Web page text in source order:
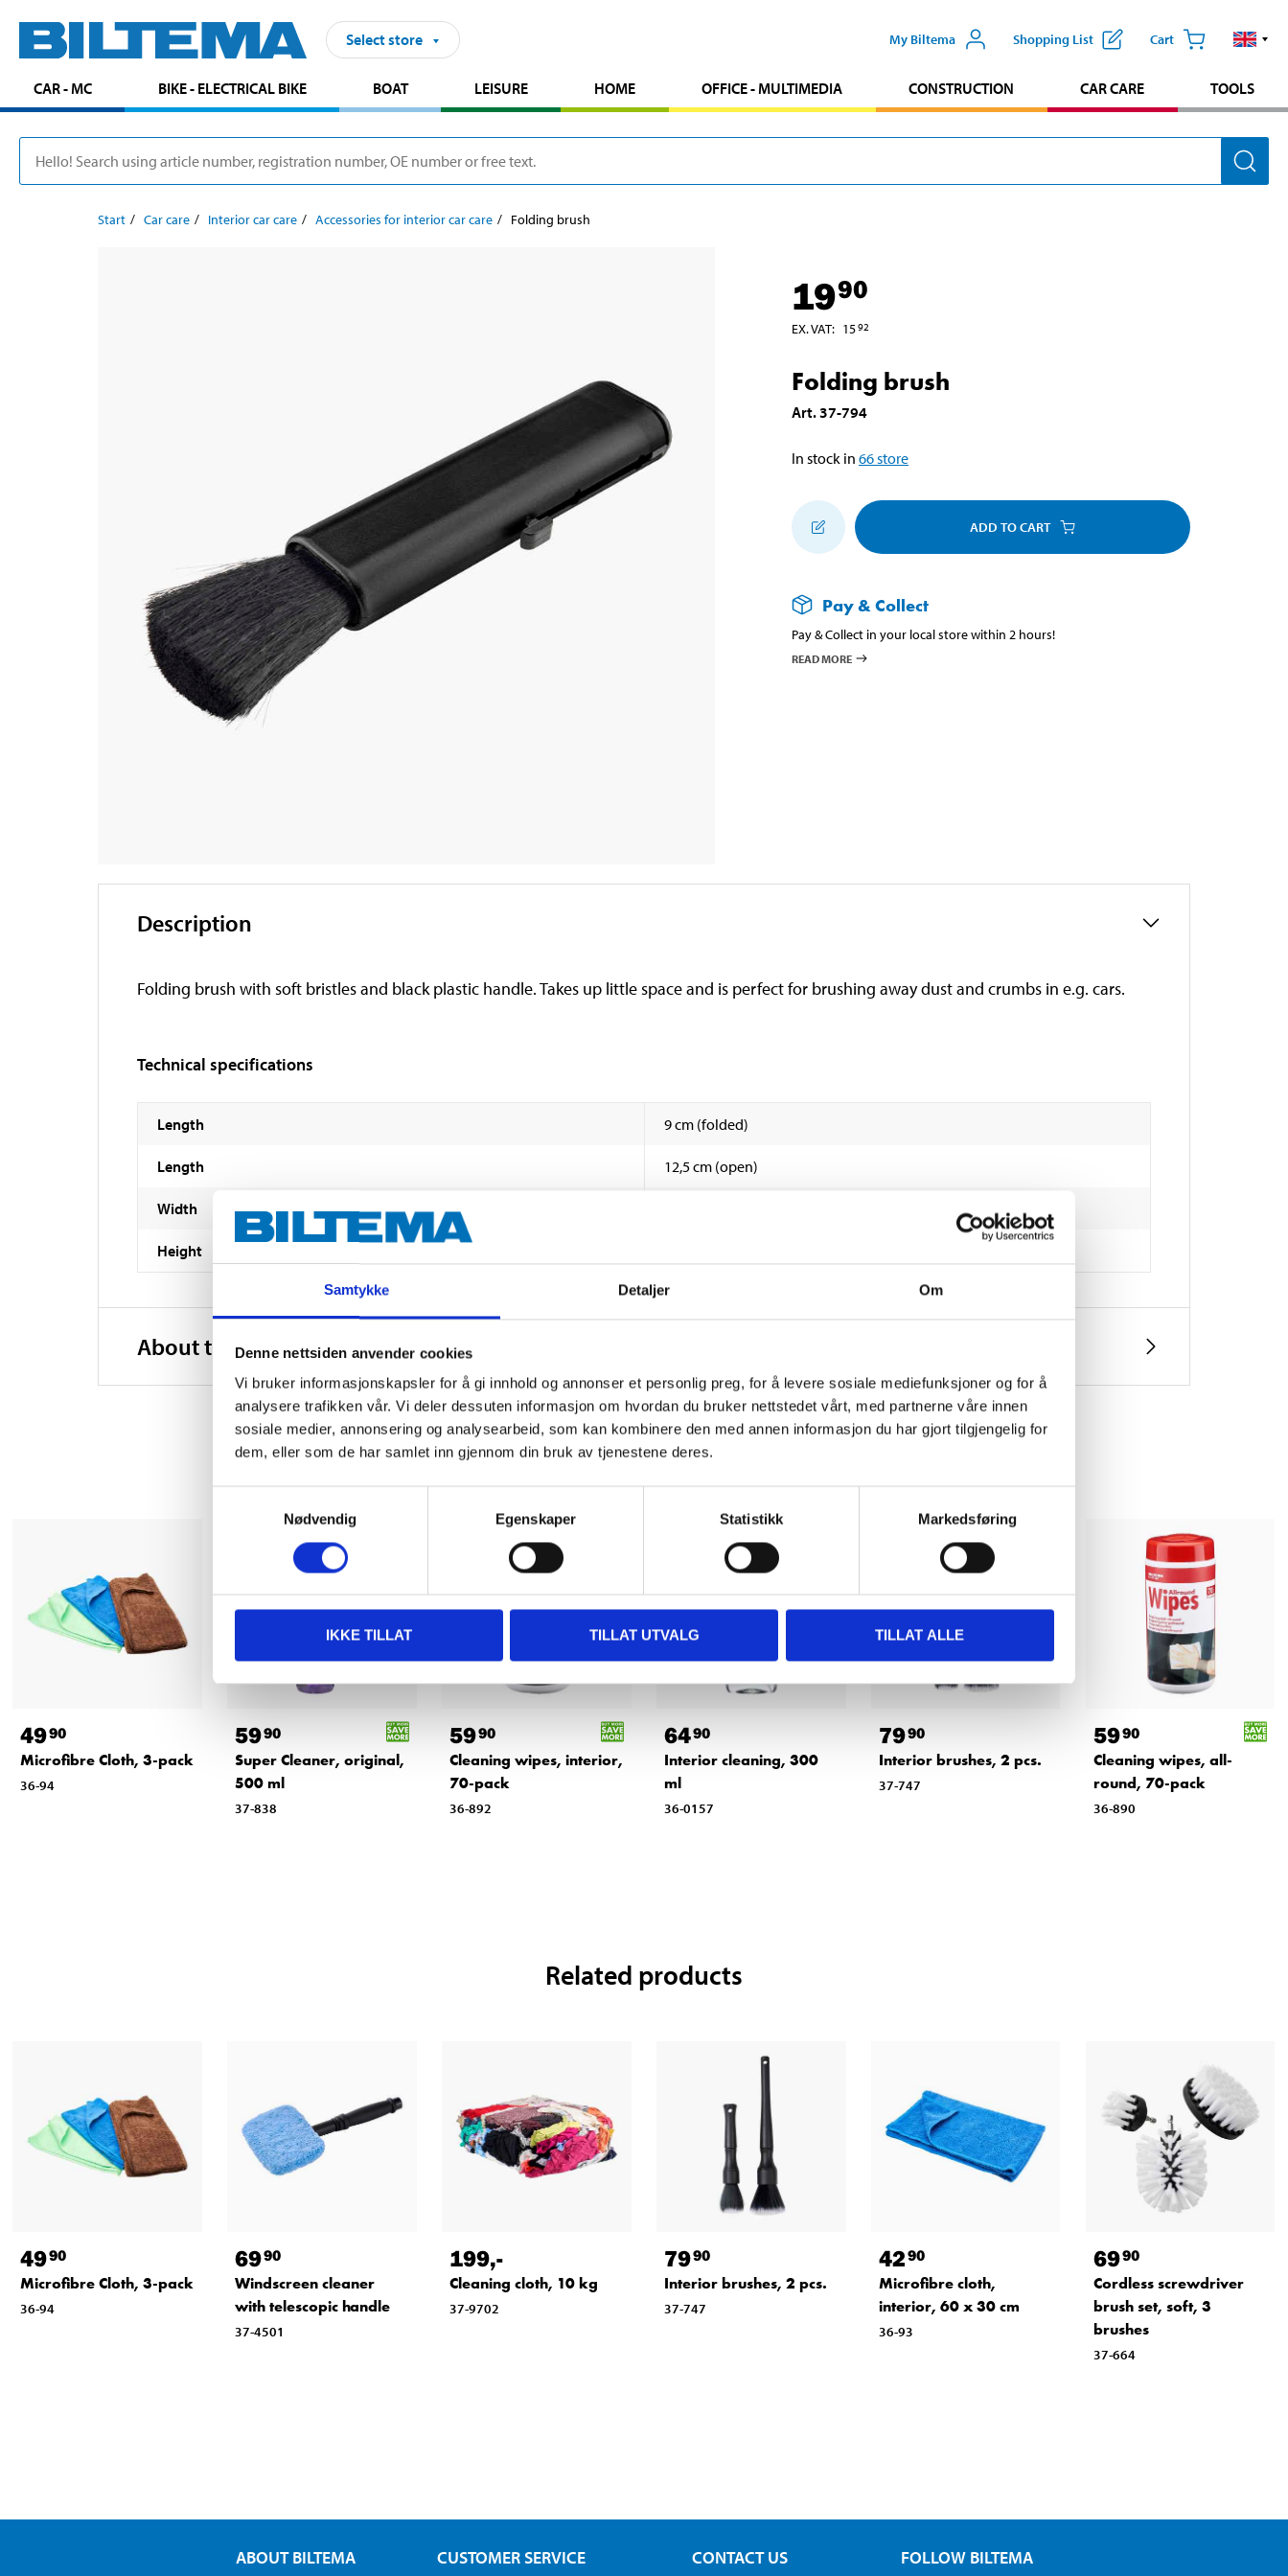
Samtykke Detaljer Om
Denne nettsiden anvender cookies
Vi bruker informasjonskapsler for å gi innhold og annonser et personlig preg, for å levere sosiale mediefunksjoner og for å
analysere trafikken vår. Vi deler dessuten informasjon om hvordan du bruker nettstedet vårt, med partnerne våre innen
sosiale medier, annonsering og analysearbeid, som kan kombinere den med annen informasjon du har gjort tilgjengelig for
dem, eller som de har samlet inn gjennom din bruk av tjenestene deres.
Nødvendig
Egenskaper Statistikk Markedsføring
IKKE TILLAT TILLAT UTVALG TILLAT ALLE
Select store My Biltema Shopping List Cart
CAR - MC BIKE - ELECTRICAL BIKE BOAT LEISURE HOME OFFICE - MULTIMEDIA CONSTRUCTION CAR CARE TOOLS
Start Car care Interior car care Accessories for interior car care Folding brush
1990
EX. VAT: 1592
Folding brush
Art.37-794
In stock in 66store
ADD TO CART
Pay & Collect
Pay & Collect in your local store within 2 hours!
READ MORE
Description
Folding brush with soft bristles and black plastic handle. Takes up little space and is perfect for brushing away dust and crumbs in e.g. cars.
Technical specifications
Length 9 cm (folded)
Length 12,5 cm (open)
Width
Height
About the manufacturer
Other customers also bought
4990
Microfibre Cloth, 3-pack
36-94
5990
Super Cleaner, original,
500 ml
37-838
5990
Cleaning wipes, interior,
70-pack
36-892
6490
Interior cleaning, 300
ml
36-0157
7990
Interior brushes, 2 pcs.
37-747
5990
Cleaning wipes, all-
round, 70-pack
36-890
Related products
4990
Microfibre Cloth, 3-pack
36-94
6990
Windscreen cleaner
with telescopic handle
37-4501
199,-
Cleaning cloth, 10 kg
37-9702
7990
Interior brushes, 2 pcs.
37-747
4290
Microfibre cloth,
interior, 60 x 30 cm
36-93
6990
Cordless screwdriver
brush set, soft, 3
brushes
37-664
ABOUT BILTEMA CUSTOMER SERVICE CONTACT US FOLLOW BILTEMA